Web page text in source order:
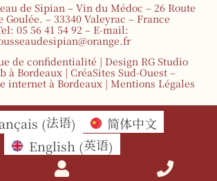
de Sipian – Vin du Médoc – 26 Route
Goulée. – 33340 Valeyrac – France
05 56 41 54 92 – E-mail:
de confidentialité | Design RG Studio
à Bordeaux | CréaSites Sud-Ouest –
internet à Bordeaux| Mentions Légales
(法语)
简体中文
English(英语)